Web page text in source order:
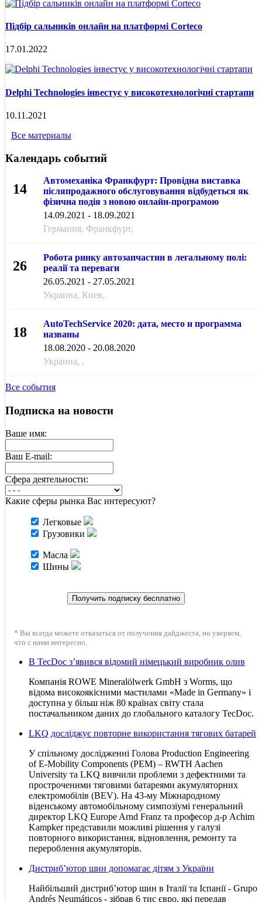
Підбір сальників онлайн на платформі Corteco
17.01.2022
Delphi Technologies інвестує у високотехнологічні стартапи
10.11.2021
Все материалы
Календарь событий
14
Автомеханіка Франкфурт: Провідна виставка
післяпродажного обслуговування відбудеться як
фізична подія з новою онлайн-програмою
14.09.2021 - 18.09.2021
Германия, Франкфурт,
26
Робота ринку автозапчастин в легальному полі:
реалії та переваги
26.05.2021 - 27.05.2021
Украина, Киев,
18
AutoTechService 2020: дата, место и программа
названы
18.08.2020 - 20.08.2020
Украина, ,
Все события
Подписка на новости
Ваше имя:
Ваш E-mail:
Cфера деятельности:
Какие сферы рынка Вас интересуют?
Легковые
Грузовики
Масла
Шины
* Вы всегда можете отказаться от получения дайджеста, но уверяем,
что с нами интересно.
В TecDoc з’явився відомий німецький виробник олив
Компанія ROWE Mineralölwerk GmbH з Worms, що
відома високоякісними мастилами «Made in Germany» і
доступна у більш ніж 80 країнах світу стала
постачальником даних до глобального каталогу TecDoc.
LKQ досліджує повторне використання тягових батарей
У спільному дослідженні Голова Production Engineering
of E-Mobility Components (PEM) – RWTH Aachen
University та LKQ вивчили проблеми з дефектними та
простроченими тяговими батареями акумуляторних
електромобілів (BEV). На 43-му Міжнародному
віденському автомобільному симпозіумі генеральний
директор LKQ Europe Arnd Franz та професор д-р Achim
Kampker представили можливі рішення у галузі
повторного використання, відновлення, ремонту та
перероблення акумуляторів.
Дистриб’ютор шин допомагає дітям з України
Найбільший дистриб’ютор шин в Італії та Іспанії - Grupo
Andrés Neumáticos - зібрав 6 тис євро, які передав